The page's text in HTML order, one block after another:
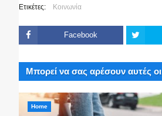
Ετικέτες: Κοινωνία
Facebook
Μπορεί να σας αρέσουν αυτές
Home